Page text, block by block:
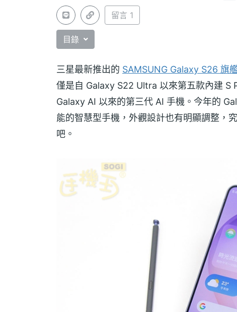
留言 1
目錄
三星最新推出的 SAMSUNG Galaxy S26 旗
僅是自 Galaxy S22 Ultra 以來第五款內建 S
Galaxy AI 以來的第三代 AI 手機。今年的
能的智慧型手機，外觀設計也有明顯調整，
吧。